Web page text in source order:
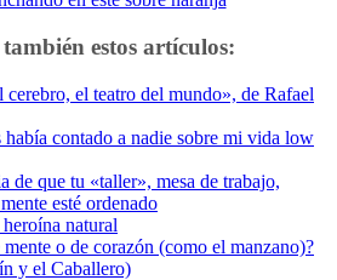
estos artículos:
cerebro, el teatro del mundo», de Rafael
había contado a nadie sobre mi vida low
de que tu «taller», mesa de trabajo,
esté ordenado
natural
o de corazón (como el manzano)?
y el Caballero)